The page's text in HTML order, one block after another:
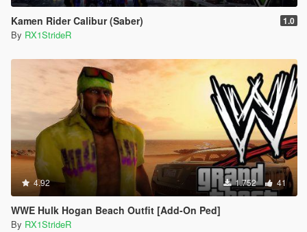
Kamen Rider Calibur (Saber) 1.0
By RX1StrideR
4.92 1.752 41
WWE Hulk Hogan Beach Outfit [Add-On Ped]
By RX1StrideR